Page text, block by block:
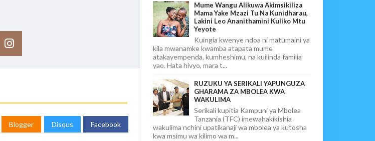
Blogger Disqus Facebook
Mume Wangu Alikuwa Akimsikiliza
Mama Yake Mzazi Tu Na Kunidharau,
Lakini Leo Ananithamini Kuliko Mtu
Yeyote
Kuingia kwenye ndoa ni matumaini ya
kila mwanamke kwamba atapata mume
atakayempenda, kumheshimu, na kuilinda familia
yao. Hata hivyo, mara t...
RUZUKU YA SERIKALI YAPUNGUZA
GHARAMA ZA MBOLEA KWA
WAKULIMA
Serikali kupitia Kampuni ya Mbolea
Tanzania (TFC) imewahakikishia
wakulima nchini upatikanaji wa mbolea ya kutosha
kwa msimu wa kilimo wa m...